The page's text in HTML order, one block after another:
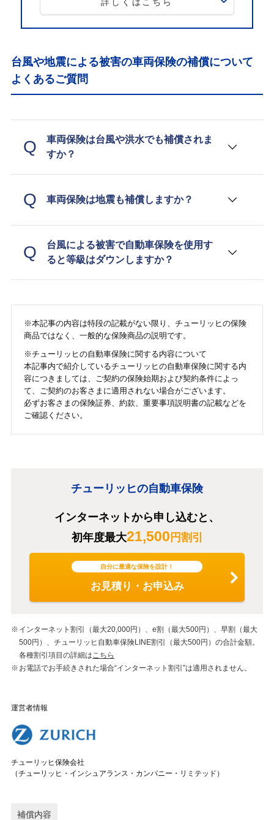
お金に関する相談、北海道のテレビ番組の
発信しています。
詳しくはこちら
台風や地震による被害の車両保険の補償について
よくあるご質問
Q
車両保険は台風や洪水でも補償されま
すか？
A
車が台風や洪水によって被害を受けた場合、自動車
保険の車両保険に加入していれば補償されます。
Q 車両保険は地震も補償しますか？
A
車両保険では、地震や噴火、津波による被害は補償
この特約を付けていれば、地震・噴火・津波によっ
て車が全損した際に一時金が支払われます。
Q
台風による被害で自動車保険を使用す
ると等級はダウンしますか？
A
ダウンします。
※本記事の内容は特段の記載がない限り、チューリッヒの保険
商品ではなく、一般的な保険商品の説明です。
※チューリッヒの自動車保険に関する内容について
本記事内で紹介しているチューリッヒの自動車保険に関する内
容につきましては、ご契約の保険始期および契約条件によっ
て、ご契約のお客さまに適用されない場合がございます。
必ずお客さまの保険証券、約款、重要事項説明書の記載などを
ご確認ください。
チューリッヒの自動車保険
インターネットから申し込むと、
初年度最大21,500 円割引
自分に最適な保険を設計！
お見積り・お申込み
インターネット割引（最大20,000円）、e割（最大500円）、早割（最大
500円）、チューリッヒ自動車保険LINE割引（最大500円）の合計金額。
各種割引項目の詳細はこちら
お電話でお手続きされた場合“インターネット割引”は適用されません。
運営者情報
チューリッヒ保険会社
（チューリッヒ・インシュアランス・カンパニー・リミテッド）
補償内容